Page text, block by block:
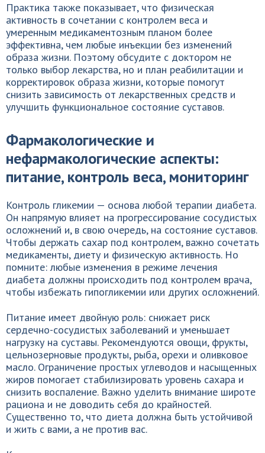
Практика также показывает, что физическая
активность в сочетании с контролем веса и
умеренным медикаментозным планом более
эффективна, чем любые инъекции без изменений
образа жизни. Поэтому обсудите с доктором не
только выбор лекарства, но и план реабилитации и
корректировок образа жизни, которые помогут
снизить зависимость от лекарственных средств и
улучшить функциональное состояние суставов.
Фармакологические и
нефармакологические аспекты:
питание, контроль веса, мониторинг
Контроль гликемии — основа любой терапии диабета.
Он напрямую влияет на прогрессирование сосудистых
осложнений и, в свою очередь, на состояние суставов.
Чтобы держать сахар под контролем, важно сочетать
медикаменты, диету и физическую активность. Но
помните: любые изменения в режиме лечения
диабета должны происходить под контролем врача,
чтобы избежать гипогликемии или других осложнений.
Питание имеет двойную роль: снижает риск
сердечно-сосудистых заболеваний и уменьшает
нагрузку на суставы. Рекомендуются овощи, фрукты,
цельнозерновые продукты, рыба, орехи и оливковое
масло. Ограничение простых углеводов и насыщенных
жиров помогает стабилизировать уровень сахара и
снизить воспаление. Важно уделить внимание широте
рациона и не доводить себя до крайностей.
Существенно то, что диета должна быть устойчивой
и жить с вами, а не против вас.